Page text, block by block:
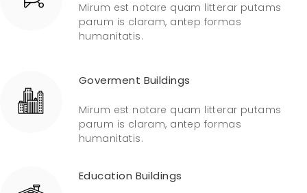
Mirum est notare quam litterar putams
parum is claram, antep formas
humanitatis.
Goverment Buildings
Mirum est notare quam litterar putams
parum is claram, antep formas
humanitatis.
Education Buildings